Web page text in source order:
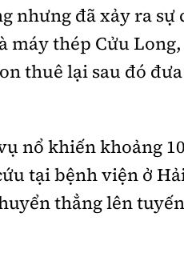
nhưng đã xảy ra sự
máy thép Cửu
thuê lại sau đó
nổ khiến khoảng
tại bệnh viện ở
thẳng lên